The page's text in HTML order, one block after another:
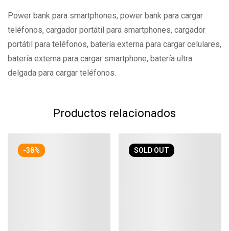
Power bank para smartphones, power bank para cargar
teléfonos, cargador portátil para smartphones, cargador
portátil para teléfonos, batería externa para cargar celulares,
batería externa para cargar smartphone, batería ultra
delgada para cargar teléfonos.
Productos relacionados
-38% SOLD OUT